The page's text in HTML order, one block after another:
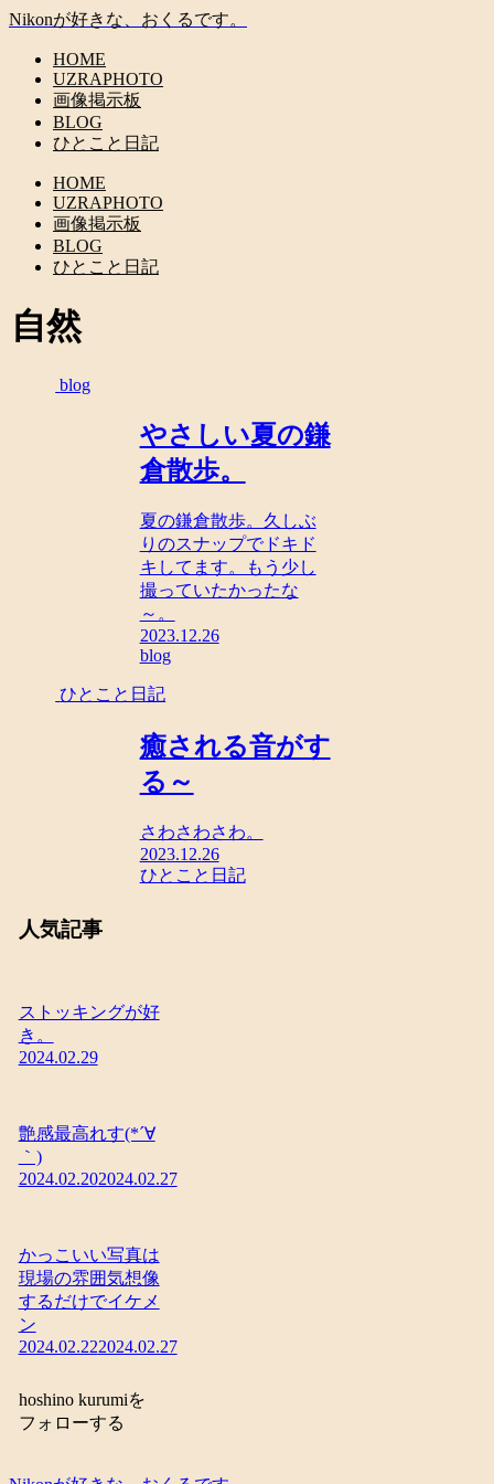
Nikonが好きな、おくるです。
HOME
UZRAPHOTO
画像掲示板
BLOG
ひとこと日記
HOME
UZRAPHOTO
画像掲示板
BLOG
ひとこと日記
自然
blog
やさしい夏の鎌
倉散歩。
夏の鎌倉散歩。久しぶ
りのスナップでドキド
キしてます。もう少し
撮っていたかったな
～。
2023.12.26
blog
ひとこと日記
癒される音がす
る～
さわさわさわ。
2023.12.26
ひとこと日記
人気記事
ストッキングが好
き。
2024.02.29
艶感最高れす(*´∀
｀)
2024.02.202024.02.27
かっこいい写真は
現場の雰囲気想像
するだけでイケメ
ン
2024.02.222024.02.27
hoshino kurumiを
フォローする